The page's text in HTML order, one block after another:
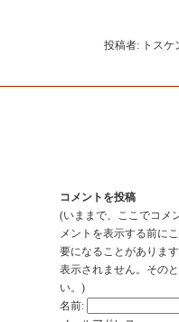
投稿者: トスケ
コメントを投稿
(いままで、ここでコメ
メントを表示する前に
要になることがありま
表示されません。その
い。)
名前: